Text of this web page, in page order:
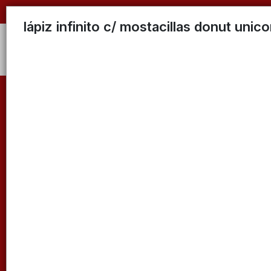
lápiz infinito c/ mostacillas donut